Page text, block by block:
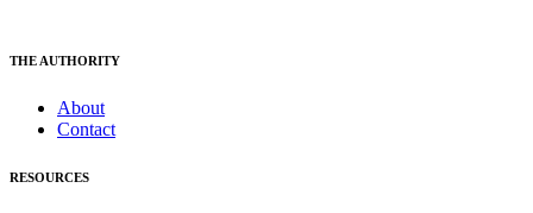
THE AUTHORITY
About
Contact
RESOURCES